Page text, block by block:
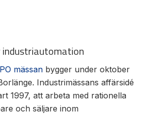
Mätskalor
Räknare
Displayer
Givare
mässan bygger under oktober
Industrimässans affärsidé
1997, att arbeta med rationella
och säljare inom